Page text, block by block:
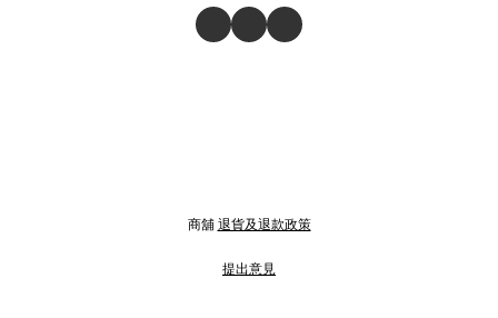
商舖 退貨及退款政策
提出意見